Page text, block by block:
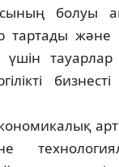
болуы
тартады
үшін